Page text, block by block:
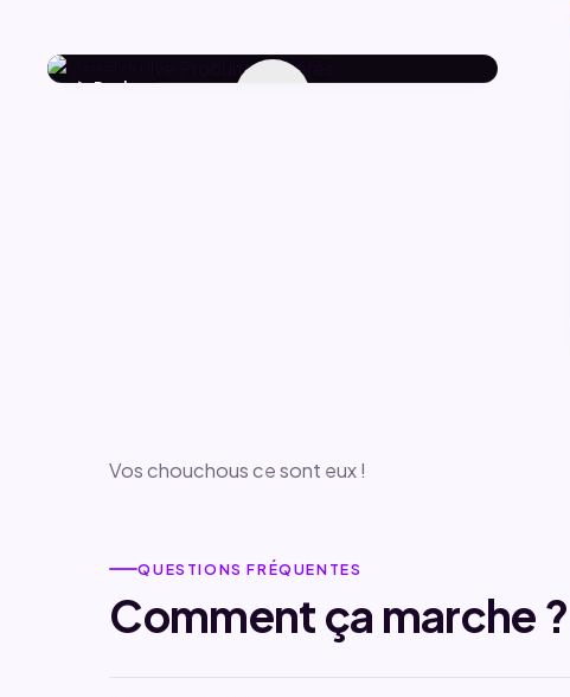
▶ Replay
Vos chouchous ce sont eux !
QUESTIONS FRÉQUENTES
Comment ça marche ?